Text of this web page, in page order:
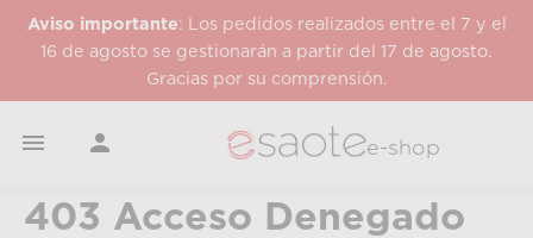
Aviso importante: Los pedidos realizados entre el 7 y el
16 de agosto se gestionarán a partir del 17 de agosto.
Gracias por su comprensión.
  e-shop
403 Acceso Denegado